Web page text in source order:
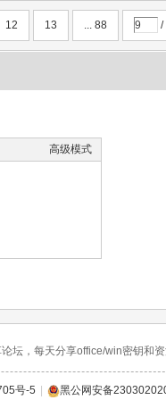
12 13 ... 88 /
高级模式
坛，每天分享office/win密钥和
号-5 黑公网安备